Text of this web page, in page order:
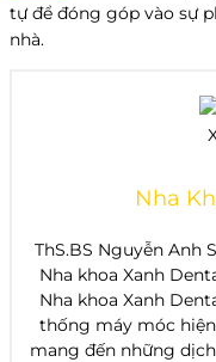
tự để đóng góp vào sự
nhà.
Nha
ThS.BS Nguyễn Anh
Nha khoa Xanh
Nha khoa Xanh
thống máy móc
mang đến những